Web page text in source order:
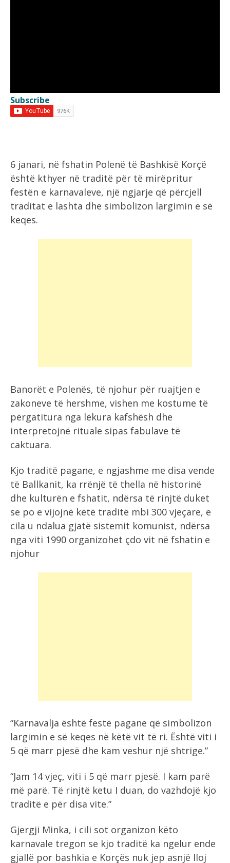
Subscribe
6 janari, në fshatin Polenë të Bashkisë Korçë
është kthyer në traditë për të mirëpritur
festën e karnavaleve, një ngjarje që përcjell
traditat e lashta dhe simbolizon largimin e së
keqes.
Banorët e Polenës, të njohur për ruajtjen e
zakoneve të hershme, vishen me kostume të
përgatitura nga lëkura kafshësh dhe
interpretojnë rituale sipas fabulave të
caktuara.
Kjo traditë pagane, e ngjashme me disa vende
të Ballkanit, ka rrënjë të thella në historinë
dhe kulturën e fshatit, ndërsa të rinjtë duket
se po e vijojnë këtë traditë mbi 300 vjeçare, e
cila u ndalua gjatë sistemit komunist, ndërsa
nga viti 1990 organizohet çdo vit në fshatin e
njohur
“Karnavalja është festë pagane që simbolizon
largimin e së keqes në këtë vit të ri. Është viti i
5 që marr pjesë dhe kam veshur një shtrige.”
“Jam 14 vjeç, viti i 5 që marr pjesë. I kam parë
më parë. Të rinjtë ketu I duan, do vazhdojë kjo
traditë e për disa vite.”
Gjergji Minka, i cili sot organizon këto
karnavale tregon se kjo traditë ka ngelur ende
gjallë por bashkia e Korçës nuk jep asnjë lloj